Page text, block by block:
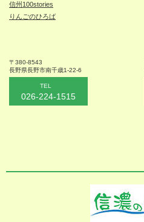
信州100stories
りんごのひろば
〒380-8543
長野県長野市南千歳1-22-6
TEL
026-224-1515